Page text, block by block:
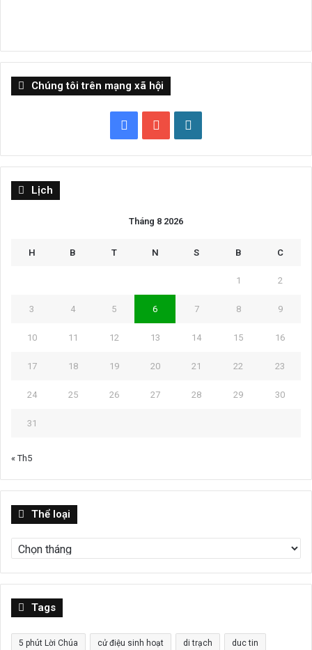
Chúng tôi trên mạng xã hội
FacebookYouTube
Lịch
Tháng 8 2026
H B T N S B C
1 2
3 4 5 6 7 8 9
10 11 12 13 14 15 16
17 18 19 20 21 22 23
24 25 26 27 28 29 30
31
« Th5
Thể loại
loại
Tags
5 phút Lời Chúa cử điệu sinh hoạt di trạch duc tin